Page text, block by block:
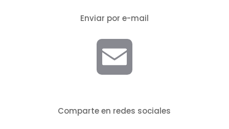
Enviar por e-mail
Comparte en redes sociales